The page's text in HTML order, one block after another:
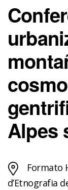
Alpes
Formato
d’Etnografia